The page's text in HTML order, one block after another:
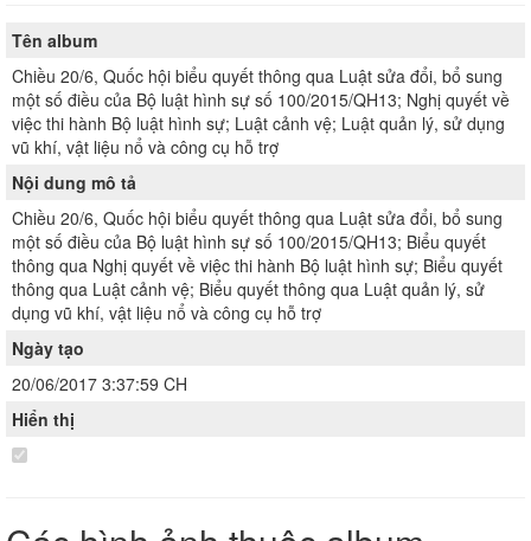
Tên album
Chiều 20/6, Quốc hội biểu quyết thông qua Luật sửa đổi, bổ sung
một số điều của Bộ luật hình sự số 100/2015/QH13; Nghị quyết về
việc thi hành Bộ luật hình sự; Luật cảnh vệ; Luật quản lý, sử dụng
vũ khí, vật liệu nổ và công cụ hỗ trợ
Nội dung mô tả
Chiều 20/6, Quốc hội biểu quyết thông qua Luật sửa đổi, bổ sung
một số điều của Bộ luật hình sự số 100/2015/QH13; Biểu quyết
thông qua Nghị quyết về việc thi hành Bộ luật hình sự; Biểu quyết
thông qua Luật cảnh vệ; Biểu quyết thông qua Luật quản lý, sử
dụng vũ khí, vật liệu nổ và công cụ hỗ trợ
Ngày tạo
20/06/2017 3:37:59 CH
Hiển thị